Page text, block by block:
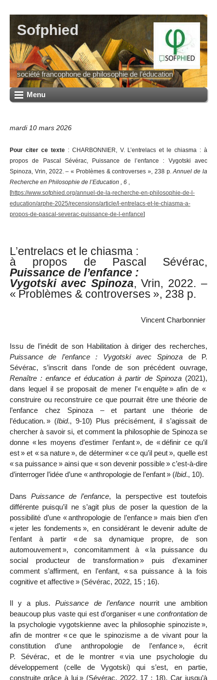
Sofphied
société francophone de philosophie de l’éducation
Menu
mardi 10 mars 2026
Pour citer ce texte: CHARBONNIER, V. L’entrelacs et le chiasma : à
propos de Pascal Sévérac, Puissance de l’enfance : Vygotski avec
Spinoza, Vrin, 2022. – « Problèmes & controverses », 238 p.Annuel de la
Recherche en Philosophie de l’Education , 6
[https://www.sofphied.org/annuel-de-la-recherche-en-philosophie-de-l-
education/arphe-2025/recensions/article/l-entrelacs-et-le-chiasma-a-
propos-de-pascal-severac-puissance-de-l-enfance]
L’entrelacs et le chiasma :
à propos de Pascal Sévérac,
Puissance de l’enfance :
Vygotski avec Spinoza, Vrin, 2022. –
« Problèmes & controverses », 238 p.
Vincent Charbonnier
Issu de l’inédit de son Habilitation à diriger des recherches,
Puissance de l’enfance : Vygotski avec Spinoza de P.
Sévérac, s’inscrit dans l’onde de son précédent ouvrage,
Renaître : enfance et éducation à partir de Spinoza(2021),
dans lequel il se proposait de mener l’«enquête» afin de «
construire ou reconstruire ce que pourrait être une théorie de
l’enfance chez Spinoza – et partant une théorie de
l’éducation. » (Ibid., 9-10) Plus précisément, il s’agissait de
chercher à savoir si, et comment la philosophie de Spinoza se
donne « les moyens d’estimer l’enfant », de «définir ce qu’il
est» et «sa nature», de déterminer «ce qu’il peut », quelle est
«sa puissance» ainsi que «son devenir possible» c’est-à-dire
d’interroger l’idée d’une «anthropologie de l’enfant» (Ibid., 10).
DansPuissance de l’enfance, la perspective est toutefois
différente puisqu’il ne s’agit plus de poser la question de la
possibilité d’une « anthropologie de l’enfance» mais bien d’en
« jeter les fondements », en considérant le devenir adulte de
l’enfant à partir «de sa dynamique propre, de son
automouvement», concomitamment à « la puissance du
social producteur de transformation» puis d’examiner
comment s’affirment, en l’enfant, «sa puissance à la fois
cognitive et affective» (Sévérac, 2022, 15 ; 16).
Il y a plus.Puissance de l’enfancenourrit une ambition
beaucoup plus vaste qui est d’organiser « une confrontationde
la psychologie vygotskienne avec la philosophie spinoziste»,
afin de montrer «ce que le spinozisme a de vivant pour la
constitution d’une anthropologie de l’enfance», écrit
P. Sévérac, et de le montrer «via une psychologie du
développement (celle de Vygotski) qui s’est, en partie,
construite grâce à lui» (Sévérac, 2022, 17 ; 18). Car jusqu’à